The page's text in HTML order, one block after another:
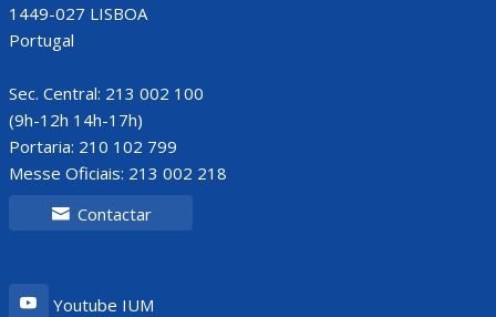
1449-027 LISBOA
Portugal
Sec. Central: 213 002 100
(9h-12h 14h-17h)
Portaria: 210 102 799
Messe Oficiais: 213 002 218
Contactar
Youtube IUM